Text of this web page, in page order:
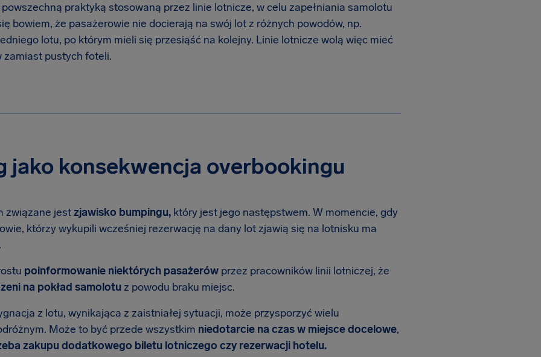
praktyką stosowaną przez linie lotnicze, w celu zapełniania samolotu
bowiem, że pasażerowie nie docierają na swój lot z różnych powodów, np.
lotu, po którym mieli się przesiąść na kolejny. Linie lotnicze wolą więc mieć
zamiast pustych foteli.
jako konsekwencja overbookingu
związane jestzjawisko bumpingu, który jest jego następstwem. W momencie, gdy
którzy wykupili wcześniej rezerwację na dany lot zjawią się na lotnisku ma
poinformowanie niektórych pasażerów przez pracowników linii lotniczej, że
na pokład samolotu z powodu braku miejsc.
z lotu, wynikająca z zaistniałej sytuacji, może przysporzyć wielu
Może to być przede wszystkim niedotarcie na czas w miejsce docelowe,
zakupu dodatkowego biletu lotniczego czy rezerwacji hotelu.